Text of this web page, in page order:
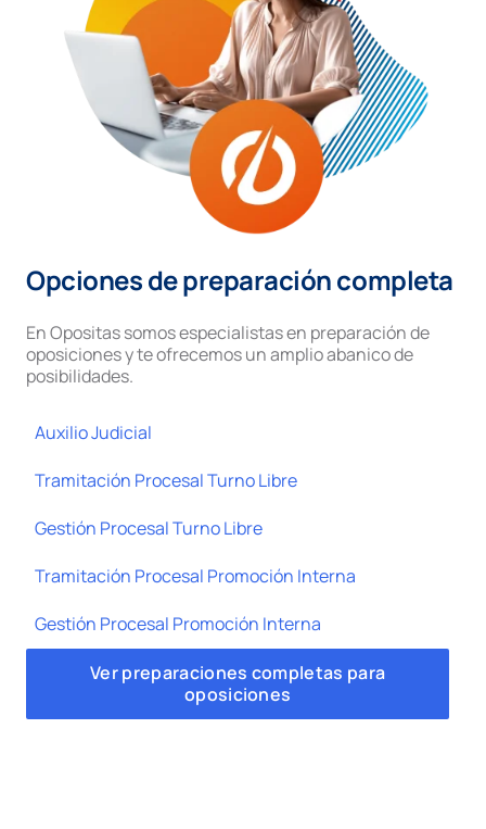
Opciones de preparación completa
En Opositas somos especialistas en preparación de
oposiciones y te ofrecemos un amplio abanico de
posibilidades.
Auxilio Judicial
Tramitación Procesal Turno Libre
Gestión Procesal Turno Libre
Tramitación Procesal Promoción Interna
Gestión Procesal Promoción Interna
Ver preparaciones completas para
oposiciones